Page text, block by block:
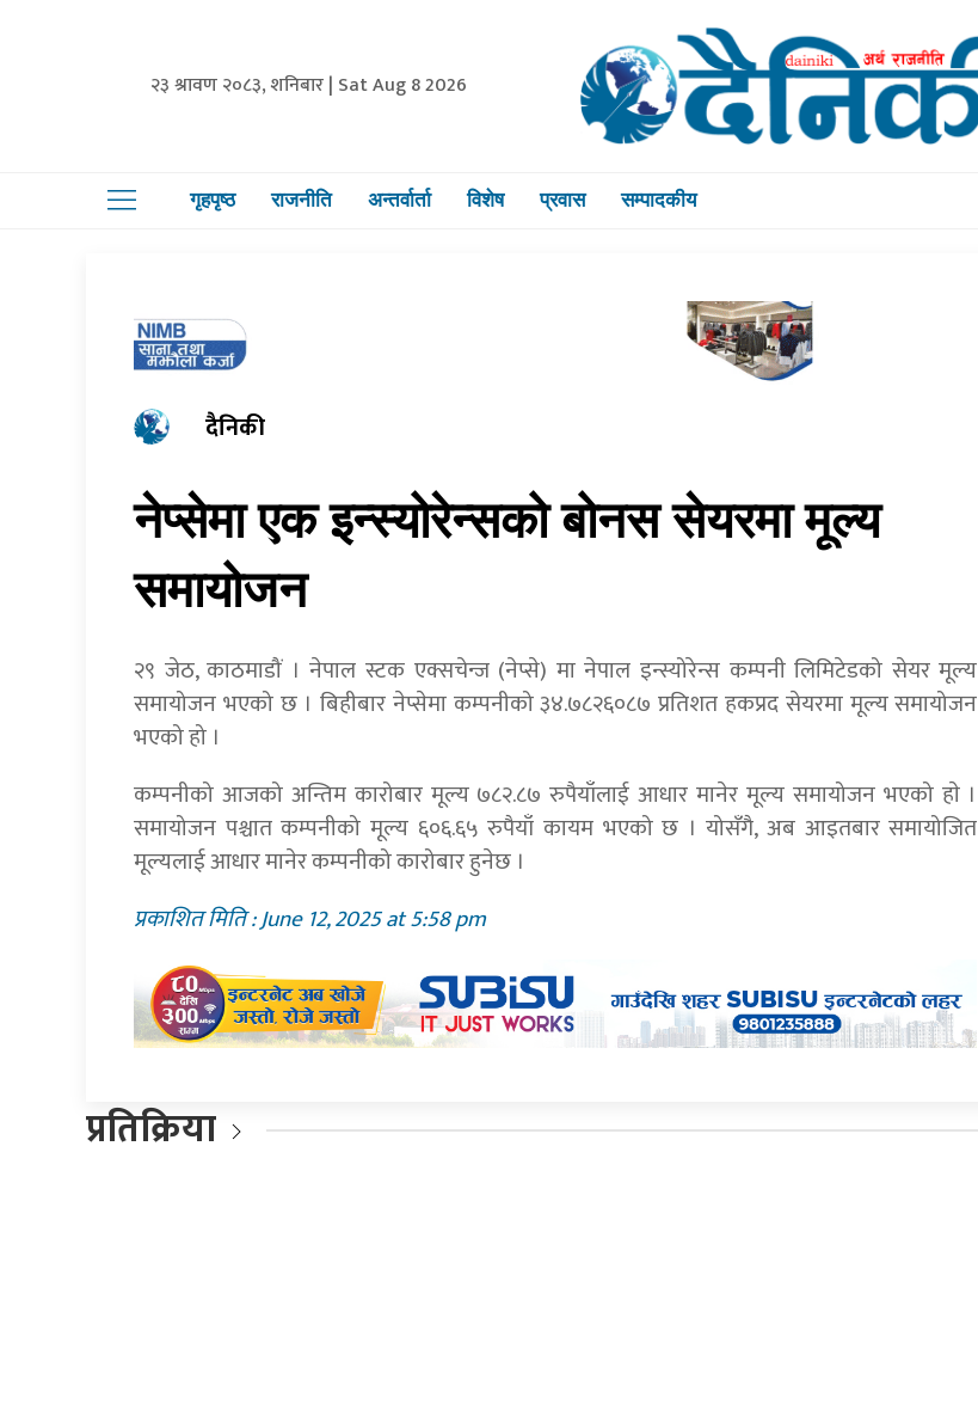
२३ श्रावण २०८३, शनिबार | Sat Aug 8 2026
गृहपृष्ठ राजनीति अन्तर्वार्ता विशेष प्रवास सम्पादकीय
दैनिकी
नेप्सेमा एक इन्स्योरेन्सको बोनस सेयरमा मूल्य
समायोजन
२९ जेठ, काठमाडौं । नेपाल स्टक एक्सचेन्ज (नेप्से) मा नेपाल इन्स्योरेन्स कम्पनी लिमिटेडको सेयर मूल्य
समायोजन भएको छ । बिहीबार नेप्सेमा कम्पनीको ३४.७८२६०८७ प्रतिशत हकप्रद सेयरमा मूल्य समायोजन
भएको हो ।
कम्पनीको आजको अन्तिम कारोबार मूल्य ७८२.८७ रुपैयाँलाई आधार मानेर मूल्य समायोजन भएको हाे ।
समायोजन पश्चात कम्पनीको मूल्य ६०६.६५ रुपैयाँ कायम भएको छ । योसँगै, अब आइतबार समायोजित
मूल्यलाई आधार मानेर कम्पनीको कारोबार हुनेछ ।
प्रकाशित मिति : June 12, 2025 at 5:58 pm
प्रतिक्रिया